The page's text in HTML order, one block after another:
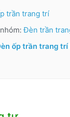
trần trang trí
Đèn trần
ốp trần trang trí